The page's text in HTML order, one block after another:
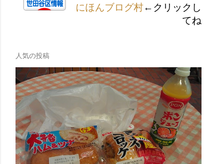
にほんブログ村←クリックし
てね
人気の投稿